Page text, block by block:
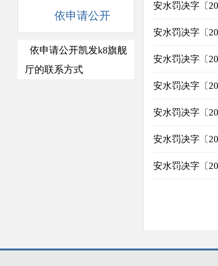
依申请公开
依申请公开凯发k8旗舰
厅的联系方式
安水罚决字〔
安水罚决字〔
安水罚决字〔
安水罚决字〔
安水罚决字〔
安水罚决字〔
安水罚决字〔